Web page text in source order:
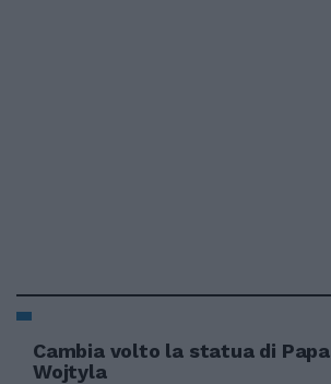
Cambia volto la statua di Papa
Wojtyla